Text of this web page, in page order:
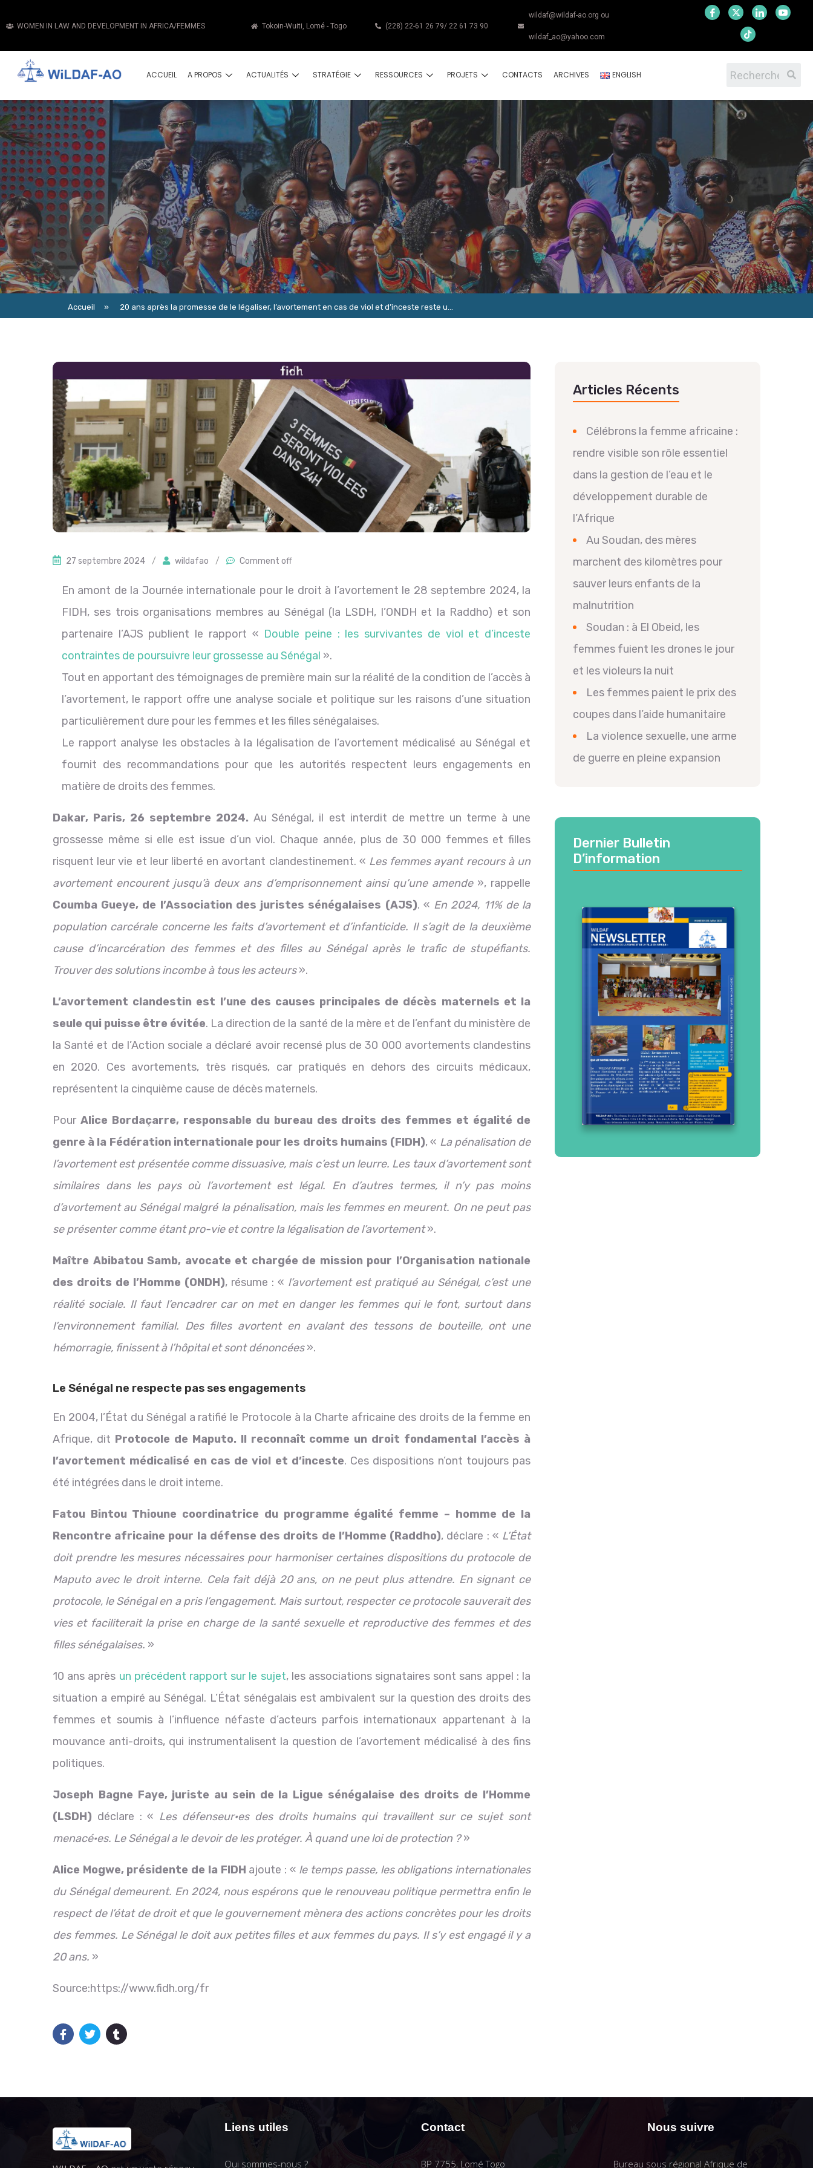
WOMEN IN LAW AND DEVELOPMENT IN AFRICA/FEMMES Tokoin-Wuiti, Lomé - Togo (228) 22-61 26 79/ 22 61 73 90
wildaf@wildaf-ao.org ou
wildaf_ao@yahoo.com
ACCUEIL A PROPOS ACTUALITÉS STRATÉGIE RESSOURCES PROJETS CONTACTS ARCHIVES ENGLISH
Accueil » 20 ans après la promesse de le légaliser, l’avortement en cas de viol et d’inceste reste u...
27 septembre 2024 / wildafao / Comment off
En amont de la Journée internationale pour le droit à l’avortement le 28 septembre 2024, la
FIDH, ses trois organisations membres au Sénégal (la LSDH, l’ONDH et la Raddho) et son
partenaire l’AJS publient le rapport « Double peine : les survivantes de viol et d’inceste
contraintes de poursuivre leur grossesse au Sénégal ».
Tout en apportant des témoignages de première main sur la réalité de la condition de l’accès à
l’avortement, le rapport offre une analyse sociale et politique sur les raisons d’une situation
particulièrement dure pour les femmes et les filles sénégalaises.
Le rapport analyse les obstacles à la légalisation de l’avortement médicalisé au Sénégal et
fournit des recommandations pour que les autorités respectent leurs engagements en
matière de droits des femmes.
Dakar, Paris, 26 septembre 2024. Au Sénégal, il est interdit de mettre un terme à une
grossesse même si elle est issue d’un viol. Chaque année, plus de 30 000 femmes et filles
risquent leur vie et leur liberté en avortant clandestinement. « Les femmes ayant recours à un
avortement encourent jusqu’à deux ans d’emprisonnement ainsi qu’une amende», rappelle
Coumba Gueye, de l’Association des juristes sénégalaises (AJS). « En 2024, 11% de la
population carcérale concerne les faits d’avortement et d’infanticide. Il s’agit de la deuxième
cause d’incarcération des femmes et des filles au Sénégal après le trafic de stupéfiants.
Trouver des solutions incombe à tous les acteurs».
L’avortement clandestin est l’une des causes principales de décès maternels et la
seule qui puisse être évitée. La direction de la santé de la mère et de l’enfant du ministère de
la Santé et de l’Action sociale a déclaré avoir recensé plus de 30 000 avortements clandestins
en 2020. Ces avortements, très risqués, car pratiqués en dehors des circuits médicaux,
représentent la cinquième cause de décès maternels.
Pour Alice Bordaçarre, responsable du bureau des droits des femmes et égalité de
genre à la Fédération internationale pour les droits humains (FIDH), « La pénalisation de
l’avortement est présentée comme dissuasive, mais c’est un leurre. Les taux d’avortement sont
similaires dans les pays où l’avortement est légal. En d’autres termes, il n’y pas moins
d’avortement au Sénégal malgré la pénalisation, mais les femmes en meurent. On ne peut pas
se présenter comme étant pro-vie et contre la légalisation de l’avortement».
Maître Abibatou Samb, avocate et chargée de mission pour l’Organisation nationale
des droits de l’Homme (ONDH), résume : « l’avortement est pratiqué au Sénégal, c’est une
réalité sociale. Il faut l’encadrer car on met en danger les femmes qui le font, surtout dans
l’environnement familial. Des filles avortent en avalant des tessons de bouteille, ont une
hémorragie, finissent à l’hôpital et sont dénoncées».
Le Sénégal ne respecte pas ses engagements
En 2004, l’État du Sénégal a ratifié le Protocole à la Charte africaine des droits de la femme en
Afrique, dit Protocole de Maputo. Il reconnaît comme un droit fondamental l’accès à
l’avortement médicalisé en cas de viol et d’inceste. Ces dispositions n’ont toujours pas
été intégrées dans le droit interne.
Fatou Bintou Thioune coordinatrice du programme égalité femme – homme de la
Rencontre africaine pour la défense des droits de l’Homme (Raddho), déclare : « L’État
doit prendre les mesures nécessaires pour harmoniser certaines dispositions du protocole de
Maputo avec le droit interne. Cela fait déjà 20 ans, on ne peut plus attendre. En signant ce
protocole, le Sénégal en a pris l’engagement. Mais surtout, respecter ce protocole sauverait des
vies et faciliterait la prise en charge de la santé sexuelle et reproductive des femmes et des
filles sénégalaises. »
10 ans après un précédent rapport sur le sujet, les associations signataires sont sans appel : la
situation a empiré au Sénégal. L’État sénégalais est ambivalent sur la question des droits des
femmes et soumis à l’influence néfaste d’acteurs parfois internationaux appartenant à la
mouvance anti-droits, qui instrumentalisent la question de l’avortement médicalisé à des fins
politiques.
Joseph Bagne Faye, juriste au sein de la Ligue sénégalaise des droits de l’Homme
(LSDH) déclare : « Les défenseur·es des droits humains qui travaillent sur ce sujet sont
menacé·es. Le Sénégal a le devoir de les protéger. À quand une loi de protection ?»
Alice Mogwe, présidente de la FIDH ajoute : « le temps passe, les obligations internationales
du Sénégal demeurent. En 2024, nous espérons que le renouveau politique permettra enfin le
respect de l’état de droit et que le gouvernement mènera des actions concrètes pour les droits
des femmes. Le Sénégal le doit aux petites filles et aux femmes du pays. Il s’y est engagé il y a
20 ans. »
Source:https://www.fidh.org/fr
Articles Récents
Célébrons la femme africaine :
rendre visible son rôle essentiel
dans la gestion de l’eau et le
développement durable de
l’Afrique
Au Soudan, des mères
marchent des kilomètres pour
sauver leurs enfants de la
malnutrition
Soudan : à El Obeid, les
femmes fuient les drones le jour
et les violeurs la nuit
Les femmes paient le prix des
coupes dans l’aide humanitaire
La violence sexuelle, une arme
de guerre en pleine expansion
Dernier Bulletin
D’information
Liens utiles
Qui sommes-nous ?
Contact
BP 7755, Lomé Togo
Nous suivre
Bureau sous régional Afrique de